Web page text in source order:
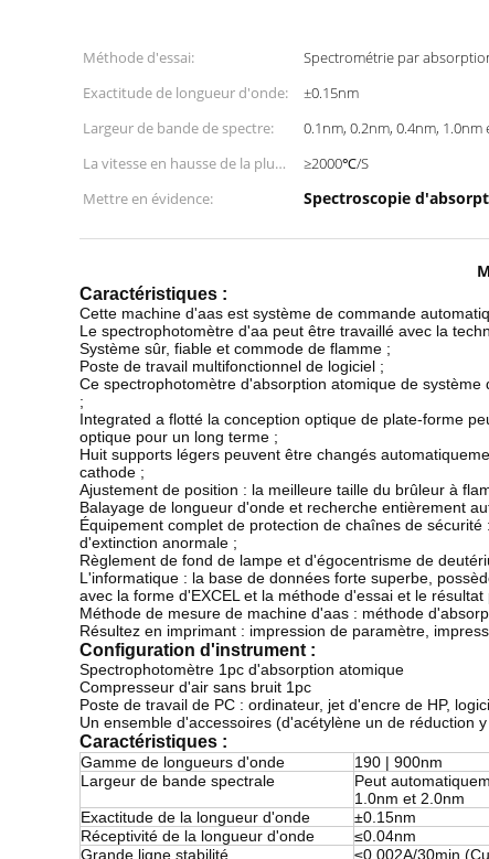
Méthode d'essai: Spectrométrie par
Exactitude de longueur d'onde:
±0.15nm
Largeur de bande de spectre:
0.1nm, 0.2nm, 0.4nm, 1.0nm
La vitesse en hausse de la plus
grande température:
≥2000℃/S
Mettre en évidence:
Spectroscopie
Caractéristiques :
Cette machine d'aas est système de commande
Le spectrophotomètre d'aa peut être travaillé avec la
Système sûr, fiable et commode de flamme ;
Poste de travail multifonctionnel de logiciel ;
Ce spectrophotomètre d'absorption atomique de
;
Integrated a flotté la conception optique de plate-forme
optique pour un long terme ;
Huit supports légers peuvent être changés
cathode ;
Ajustement de position : la meilleure taille du brûleur à
Balayage de longueur d'onde et recherche entièrement
Équipement complet de protection de chaînes de
d'extinction anormale ;
Règlement de fond de lampe et d'égocentrisme de
L'informatique : la base de données forte superbe,
avec la forme d'EXCEL et la méthode d'essai et le
Méthode de mesure de machine d'aas : méthode
Résultez en imprimant : impression de paramètre,
Configuration d'instrument :
Spectrophotomètre 1pc d'absorption atomique
Compresseur d'air sans bruit 1pc
Poste de travail de PC : ordinateur, jet d'encre de HP,
Un ensemble d'accessoires (d'acétylène un de réduction
Caractéristiques :
Gamme de longueurs d'onde
190 | 900nm
Largeur de bande spectrale
Peut
1.0nm et 2.0nm
Exactitude de la longueur d'onde
±0.15nm
Réceptivité de la longueur d'onde
≤0.04nm
Grande ligne stabilité
≤0.002A/30min